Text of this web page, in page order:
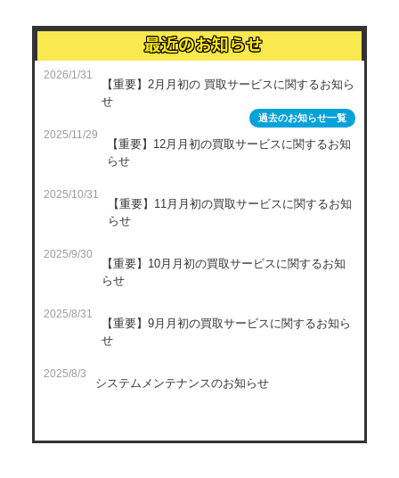
最近のお知らせ
2026/1/31
【重要】2月月初の 買取サービスに関するお知ら
せ
2025/11/29
【重要】12月月初の買取サービスに関するお知
らせ
2025/10/31
【重要】11月月初の買取サービスに関するお知
らせ
2025/9/30
【重要】10月月初の買取サービスに関するお知
らせ
2025/8/31
【重要】9月月初の買取サービスに関するお知ら
せ
2025/8/3
システムメンテナンスのお知らせ
過去のお知らせ一覧